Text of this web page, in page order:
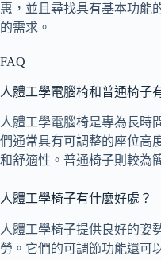
惠，並且尋找具有基本功能
的需求。
FAQ
人體工學電腦椅和普通椅子
人體工學電腦椅是專為長時
們通常具有可調整的座位高
和舒適性。普通椅子則較為
人體工學椅子有什麼好處？
人體工學椅子提供良好的姿
勞。它們的可調節功能還可